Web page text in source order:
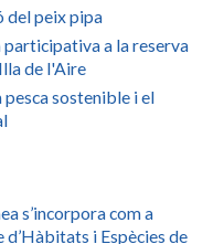
del peix pipa
participativa a la reserva
de l'Aire
pesca sostenible i el
s’incorpora com a
d’Hàbitats i Espècies de